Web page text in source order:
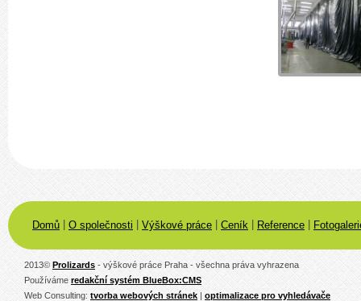
Domů O společnosti Výškové práce Ceník Reference
2013© Prolizards - výškové práce Praha - všechna práva vyhrazena
Používámeredakční systém BlueBox:CMS
Web Consulting: tvorba webových stránek | optimalizace pro vyhledávače